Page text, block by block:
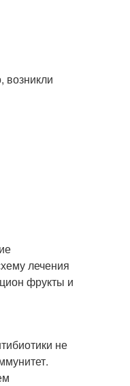
возникли
лечения
фрукты и
не